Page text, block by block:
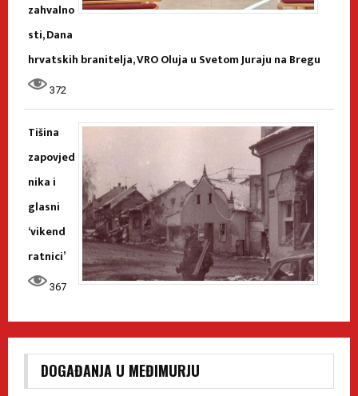
zahvalno
sti, Dana
hrvatskih branitelja, VRO Oluja u Svetom Juraju na Bregu
372
Tišina
zapovjed
nika i
glasni
‘vikend
ratnici’
367
DOGAĐANJA U MEĐIMURJU